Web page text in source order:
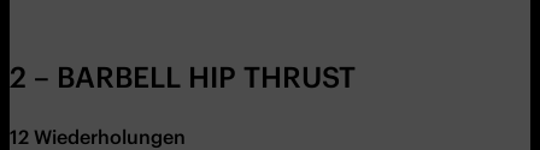
2 – BARBELL HIP THRUST
12 Wiederholungen